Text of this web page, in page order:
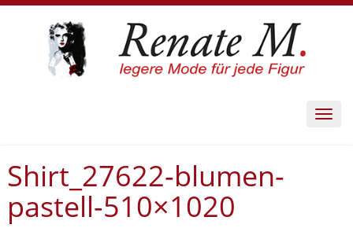
Shirt_27622-blumen-
pastell-510×1020